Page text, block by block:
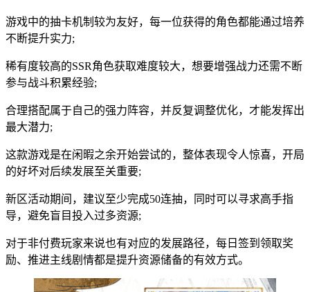
游戏中的抽卡机制较为友好，每一位获得的角色都能通过培养
不断提升实力;
稀有度较高的SSR角色获取难度较大，想要增强战力还需不断
参与战斗积累经验;
合理搭配属于自己的强力阵容，并反复调整优化，才能发挥出
最大潜力;
这款游戏是在闲暇之余开始尝试的，整体表现令人惊喜，开局
的好坏对后续发展至关重要;
新区活动期间，建议至少完成50连抽，同时可以寻求高手指
导，避免盲目投入过多资源;
对于非付费玩家来说也有对应的发展路径，每日签到领取奖
励、推进主线剧情都是提升资源储备的有效方式。